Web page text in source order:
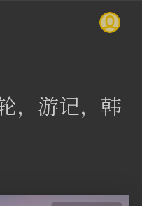
，游记，韩